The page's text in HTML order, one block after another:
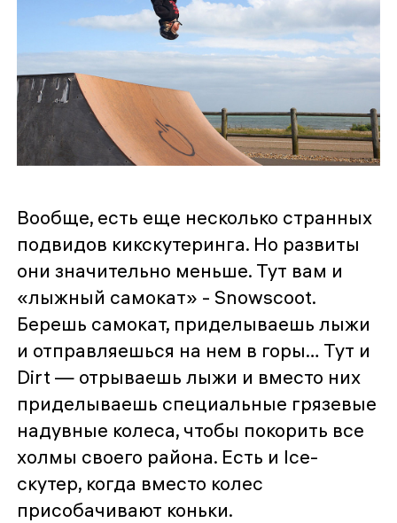
Вообще, есть еще несколько странных
подвидов кикскутеринга. Но развиты
они значительно меньше. Тут вам и
«лыжный самокат» - Snowscoot.
Берешь самокат, приделываешь лыжи
и отправляешься на нем в горы… Тут и
Dirt — отрываешь лыжи и вместо них
приделываешь специальные грязевые
надувные колеса, чтобы покорить все
холмы своего района. Есть и Ice-
скутер, когда вместо колес
присобачивают коньки.